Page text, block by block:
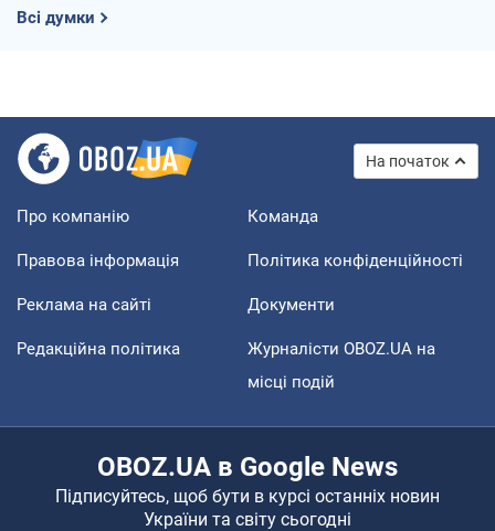
Всі думки
На початок
Про компанію Команда
Правова інформація Політика конфіденційності
Реклама на сайті Документи
Редакційна політика
Журналісти OBOZ.UA на
місці подій
OBOZ.UA в Google News
Підписуйтесь, щоб бути в курсі останніх новин
України та світу сьогодні